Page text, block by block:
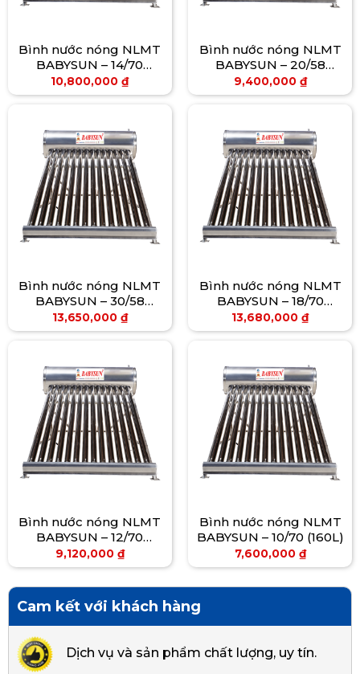
Cam kết với khách hàng
Dịch vụ và sản phẩm chất lượng, uy tín.
Bình nước nóng NLMT
BABYSUN – 14/70
(240L)
10,800,000₫
Bình nước nóng NLMT
BABYSUN – 20/58
(240L)
9,400,000 ₫
Bình nước nóng NLMT
BABYSUN – 30/58
(350L)
13,650,000 ₫
Bình nước nóng NLMT
BABYSUN – 18/70
(300L)
13,680,000₫
Bình nước nóng NLMT
BABYSUN – 12/70
(200L)
9,120,000 ₫
Bình nước nóng NLMT
BABYSUN – 10/70 (160L)
7,600,000 ₫